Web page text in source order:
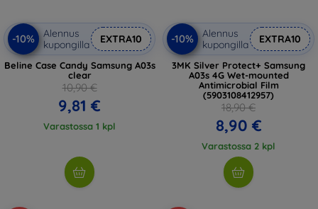
-10%
Alennus
kupongilla
EXTRA10
Beline Case Candy Samsung A03s
clear
10,90 €
9,81 €
Varastossa 1 kpl
-10%
Alennus
kupongilla
EXTRA10
3MK Silver Protect+ Samsung
A03s 4G Wet-mounted
Antimicrobial Film
(5903108412957)
18,90 €
8,90 €
Varastossa 2 kpl